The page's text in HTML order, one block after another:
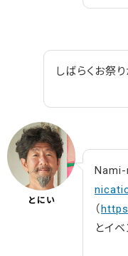
しばらくお祭
とにい
Nami-
（
とイ